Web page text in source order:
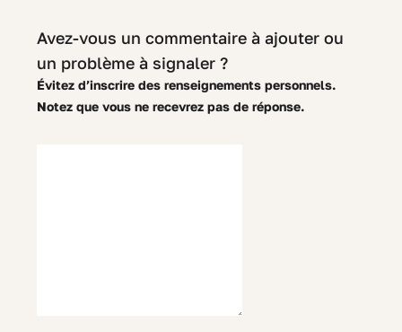
Avez-vous un commentaire à ajouter ou
un problème à signaler ?
Évitez d’inscrire des renseignements personnels.
Notez que vous ne recevrez pas de réponse.